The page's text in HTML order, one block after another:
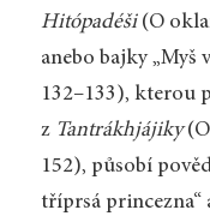
Hitópadéši(O
anebo bajky „Myš
132–133), kterou
z Tantrákhjájiky(O
152), působí
tříprsá princezna“